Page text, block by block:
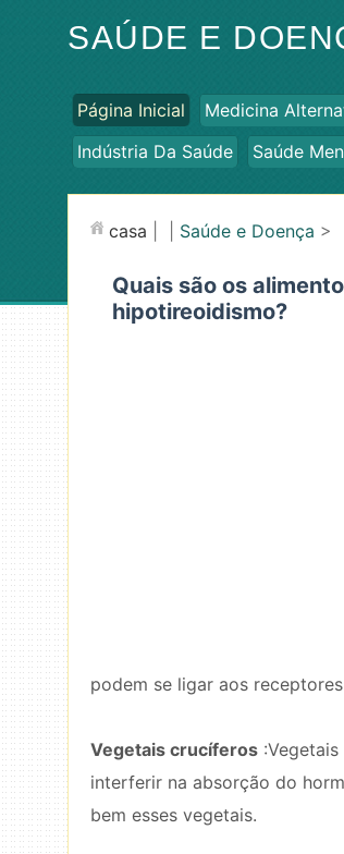
SAÚDE E
Página Inicial Medicina
Indústria Da Saúde
Saúde
casa Saúde e Doença > |
Quais são os
hipotireoidismo?
podem se ligar aos
Vegetais crucíferos
interferir na absorção do
bem esses vegetais.